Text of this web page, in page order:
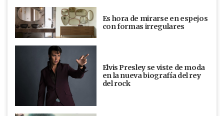
Es hora de mirarse en espejos
con formas irregulares
Elvis Presley se viste de moda
en la nueva biografía del rey
del rock